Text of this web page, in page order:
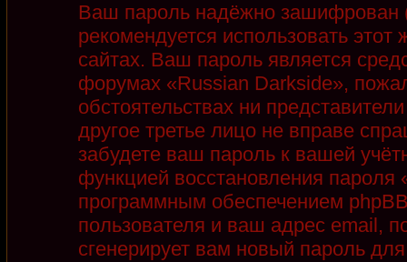
Ваш пароль надёжно зашифрован
рекомендуется использовать
сайтах. Ваш пароль является
форумах «Russian Darkside»,
обстоятельствах ни
другое третье лицо не вправе
забудете ваш пароль к вашей
функцией восстановления
программным обеспечением
пользователя и ваш адрес email,
сгенерирует вам новый пароль